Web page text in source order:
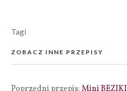
Tagi
ZOBACZ INNE PRZEPISY